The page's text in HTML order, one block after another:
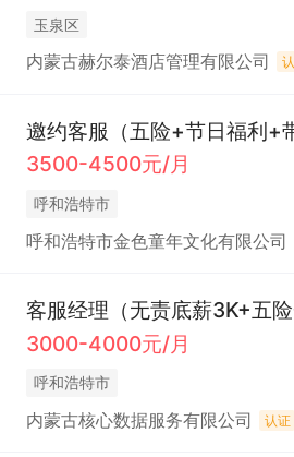
玉泉区
内蒙古赫尔泰酒店管理有限公司
邀约客服（五险+节日福利+
3500-4500元/月
呼和浩特市
呼和浩特市金色童年文化有限公司
3000-4000元/月
呼和浩特市
内蒙古核心数据服务有限公司 认证